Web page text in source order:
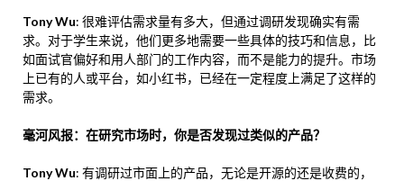
Tony Wu: 很难评估需求量有多大，但通过调研发现确实有需
求。对于学生来说，他们更多地需要一些具体的技巧和信息，比
如面试官偏好和用人部门的工作内容，而不是能力的提升。市场
上已有的人或平台，如小红书，已经在一定程度上满足了这样的
需求。
毫河风报：在研究市场时，你是否发现过类似的产品？
Tony Wu: 有调研过市面上的产品，无论是开源的还是收费的，